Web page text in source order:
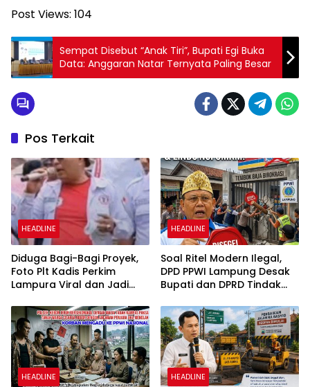
Post Views: 104
Sempat Disebut “Anak Tiri”, Bupati Egi Buka
Data: Anggaran Natar Ternyata Paling Besar
Pos Terkait
HEADLINE
Diduga Bagi-Bagi Proyek,
Foto Plt Kadis Perkim
Lampura Viral dan Jadi
Netizen
HEADLINE
Soal Ritel Modern Ilegal,
DPD PPWI Lampung Desak
Bupati dan DPRD Tindak
No 02/2016
HEADLINE HEADLINE